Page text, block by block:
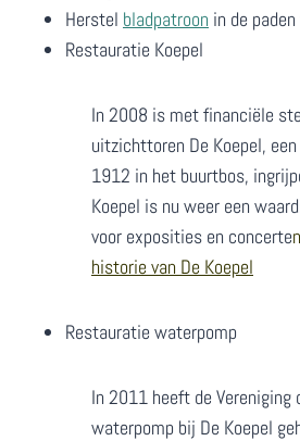
Herstel bladpatroon in de
Restauratie Koepel
In 2008 is met financiële
uitzichttoren De Koepel,
1912 in het buurtbos,
Koepel is nu weer een
voor exposities en concerte
historie van De Koepel
Restauratie waterpomp
In 2011 heeft de Vereniging
waterpomp bij De Koepel